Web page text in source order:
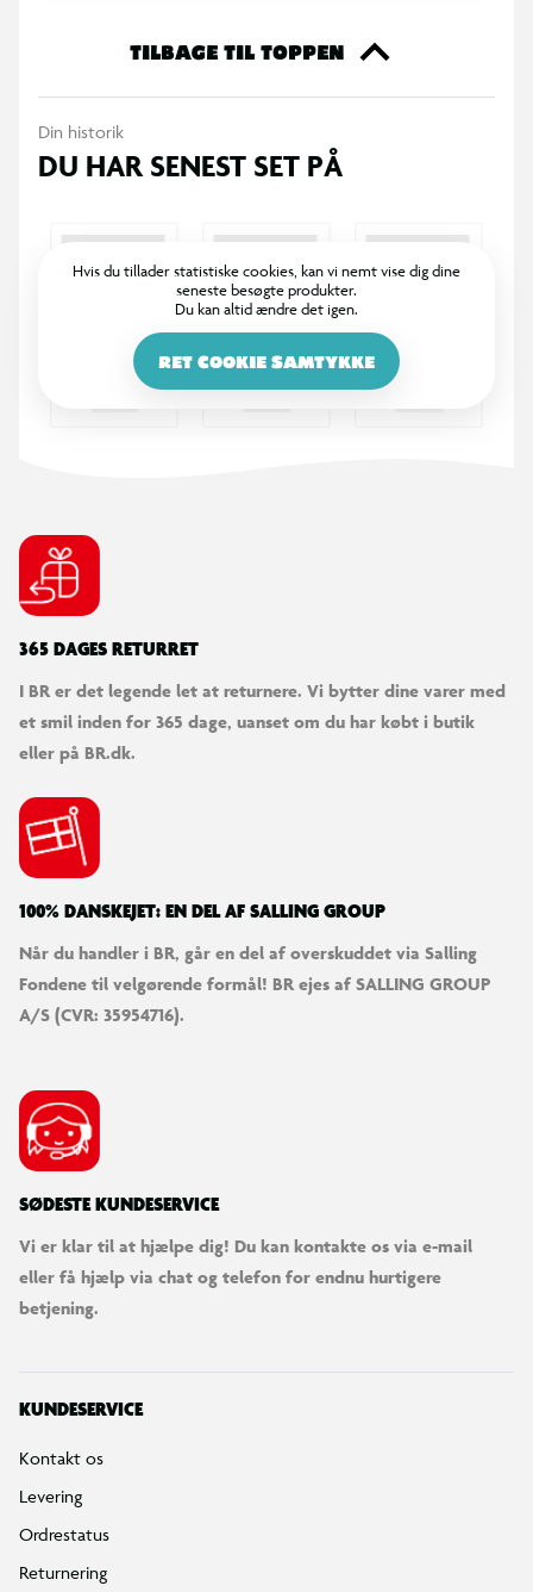
TILBAGE TIL TOPPEN
Din historik
DU HAR SENEST SET PÅ
Hvis du tillader statistiske cookies, kan vi nemt vise dig dine
seneste besøgte produkter.
Du kan altid ændre det igen.
RET COOKIE SAMTYKKE
365 DAGES RETURRET
I BR er det legende let at returnere. Vi bytter dine varer med
et smil inden for 365 dage, uanset om du har købt i butik
eller på BR.dk.
100% DANSKEJET: EN DEL AF SALLING GROUP
Når du handler i BR, går en del af overskuddet via Salling
Fondene til velgørende formål! BR ejes af SALLING GROUP
A/S (CVR: 35954716).
SØDESTE KUNDESERVICE
Vi er klar til at hjælpe dig! Du kan kontakte os via e-mail
eller få hjælp via chat og telefon for endnu hurtigere
betjening.
KUNDESERVICE
Kontakt os
Levering
Ordrestatus
Returnering